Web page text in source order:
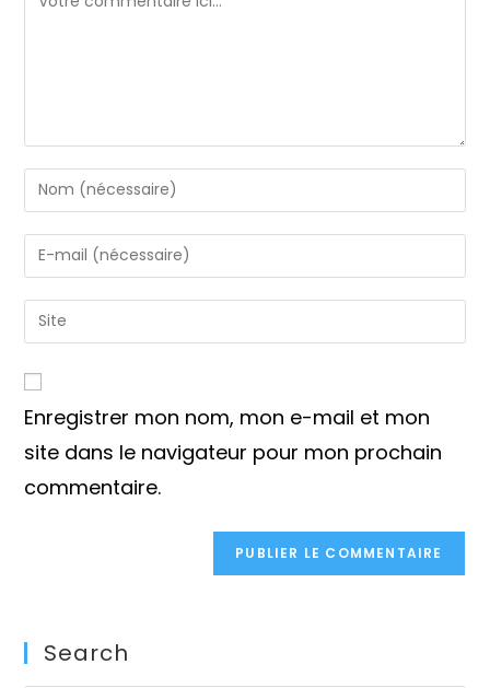
Enter
your
name
or
to
comment
Enter
your
email
address
Saisir
l’URL
votre
site
(facultatif)
Enregistrer mon nom, mon e-mail et mon
site dans le navigateur pour mon prochain
commentaire.
Search